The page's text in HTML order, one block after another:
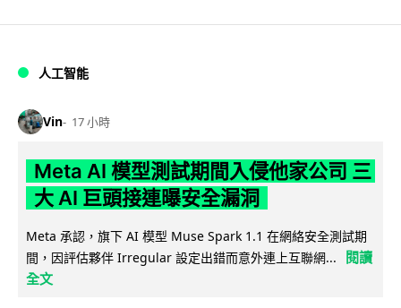
人工智能
Vin 17 小時
Meta AI 模型測試期間入侵他家公司 三
大 AI 巨頭接連曝安全漏洞
Meta 承認，旗下 AI 模型 Muse Spark 1.1 在網絡安全測試期
間，因評估夥伴 Irregular 設定出錯而意外連上互聯網...
閱讀
全文